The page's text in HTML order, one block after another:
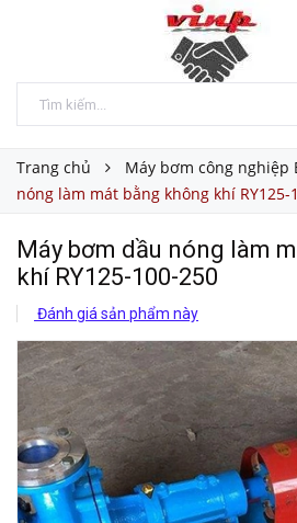
Trang chủ Máy bơm công nghiệp
nóng làm mát bằng không khí RY125-
Máy bơm dầu nóng làm
khí RY125-100-250
Đánh giá sản phẩm này